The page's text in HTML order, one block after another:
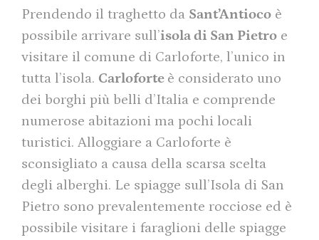
Prendendo il traghetto da Sant’Antioco è
possibile arrivare sull’isola di San Pietro e
visitare il comune di Carloforte, l’unico in
tutta l’isola. Carloforte è considerato uno
dei borghi più belli d’Italia e comprende
numerose abitazioni ma pochi locali
turistici. Alloggiare a Carloforte è
sconsigliato a causa della scarsa scelta
degli alberghi. Le spiagge sull’Isola di San
Pietro sono prevalentemente rocciose ed è
possibile visitare i faraglioni delle spiagge